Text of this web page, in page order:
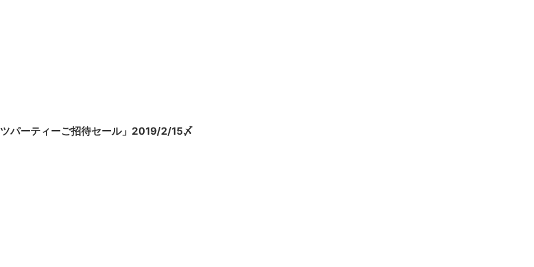
パーティーご招待セール」2019/2/15〆